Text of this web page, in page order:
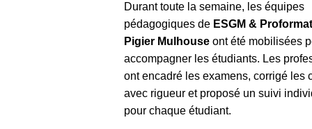
Durant toute la semaine, les équipes
pédagogiques de ESGM &
Pigier Mulhouse ont été mobilisées
accompagner les étudiants. Les
ont encadré les examens, corrigé les
avec rigueur et proposé un suivi
pour chaque étudiant.